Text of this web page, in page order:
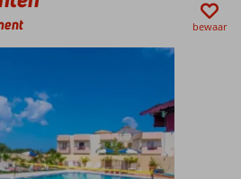
bewaar